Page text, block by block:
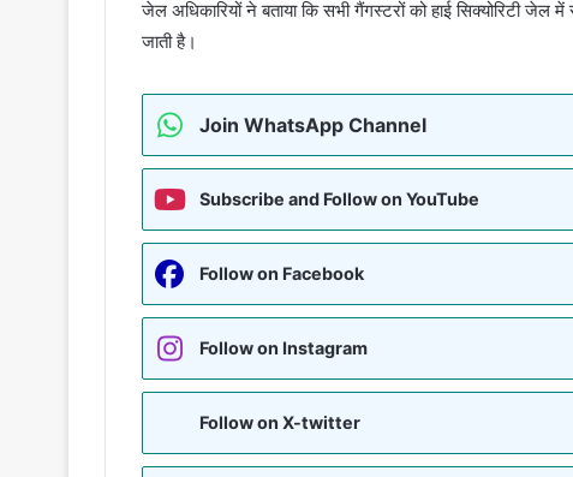
जेल अधिकारियों ने बताया कि सभी गैंगस्टरों को हाई सिक्योरिटी
जाती है।
Join WhatsApp Channel
Subscribe and Follow on YouTube
Follow on Facebook
Follow on Instagram
Follow on X-twitter